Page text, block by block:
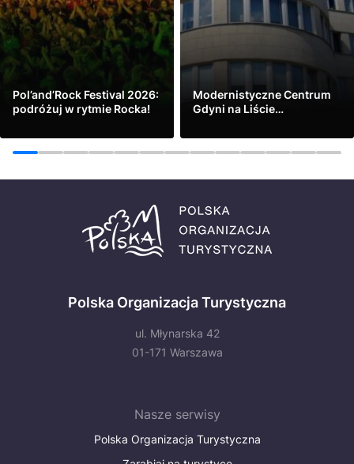
Pol’and’Rock Festival 2026:
podróżuj w rytmie Rocka!
Zobacz
Modernistyczne Centrum
Gdyni na Liście
UNESCO
Zobacz
1 2 3 4 5 6 7 8 9 10 11 12 13
Polska Organizacja Turystyczna
ul. Młynarska 42
01-171 Warszawa
Nasze serwisy
Polska Organizacja Turystyczna